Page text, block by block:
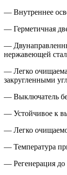
— Внутреннее
— Герметичная
—
нержавеющей
— Легко
закругленными
— Выключатель
— Устойчивое к
— Легко
— Температура
— Регенерация до